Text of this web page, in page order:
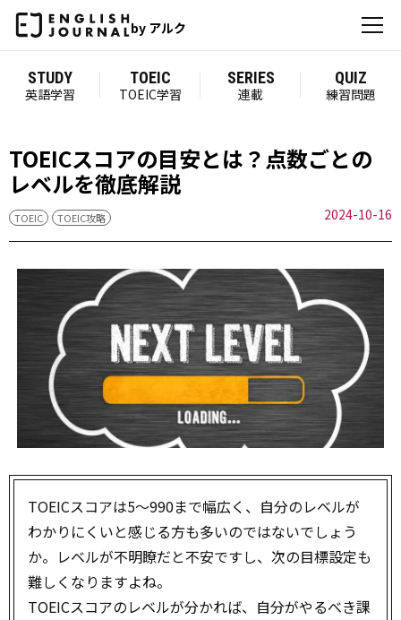
by アルク
STUDY
英語学習
TOEIC
TOEIC学習
SERIES
連載
QUIZ
練習問題
TOEICスコアの目安とは？点数ごとの
レベルを徹底解説
TOEIC TOEIC攻略 2024-10-16
TOEICスコアは5〜990まで幅広く、自分のレベルが
わかりにくいと感じる方も多いのではないでしょう
か。レベルが不明瞭だと不安ですし、次の目標設定も
難しくなりますよね。
TOEICスコアのレベルが分かれば、自分がやるべき課